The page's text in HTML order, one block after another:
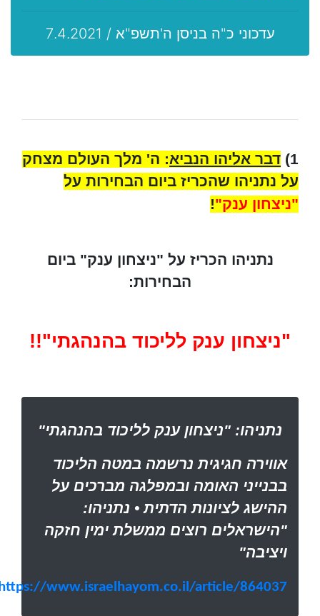
עדכוני כ"ה בניסן ה'תשפ"א / 7.4.2021
1) דבר אליהו הנביא: ה' מלך העולם מצחק
על נתניהו שהכריז ביום הבחירות על
"ניצחון ענק"!
נתניהו הכריז על "ניצחון ענק" ביום
הבחירות:
"ניצחון ענק לליכוד בהנהגתי"!!
נתניהו: "ניצחון ענק לליכוד בהנהגתי"
אווירה חגיגית נרשמה במטה הליכוד
בבנייני האומה ובמפלגה מברכים על
ההישג לציונות הדתית • נתניהו:
"הישראלים רוצים ממשלת ימין חזקה
ויציבה"
www.israelhayom.co.il/article/864037